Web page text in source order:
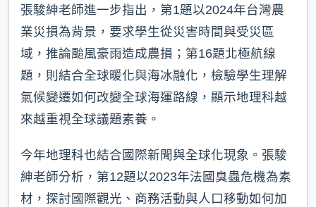
張駿紳老師進一步指出，第1題以2024年台灣農
業災損為背景，要求學生從災害時間與受災區
域，推論颱風豪雨造成農損；第16題北極航線
題，則結合全球暖化與海冰融化，檢驗學生理解
氣候變遷如何改變全球海運路線，顯示地理科越
來越重視全球議題素養。
今年地理科也結合國際新聞與全球化現象。張駿
紳老師分析，第12題以2023年法國臭蟲危機為素
材，探討國際觀光、商務活動與人口移動如何加